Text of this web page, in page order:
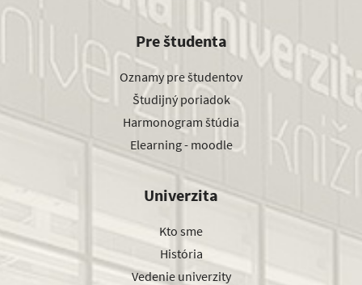
Pre študenta
Oznamy pre študentov
Študijný poriadok
Harmonogram štúdia
Elearning - moodle
Univerzita
Kto sme
História
Vedenie univerzity